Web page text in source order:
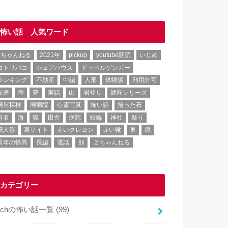
怖い話 人気ワード
ゃんねる 2021年 pickup youtube朗読
いじめ
トリバコ
シェアハウス
ドッペルゲンガー
ンキング
不動産 中編 人形 体験談
利用許可
達
壺 夢 実話 山 岩登り
師匠シリーズ
屋探検
廃病院 心霊写真 怖い話
拾った石
名
海 狐 田舎 病院 短編 神社
祭り
人形
裏サイト 赤いクレヨン 赤い靴 車
鏡
年の怪異
長編 電話 顔 ２ちゃんねる
カテゴリー
の怖い話一覧 (99)